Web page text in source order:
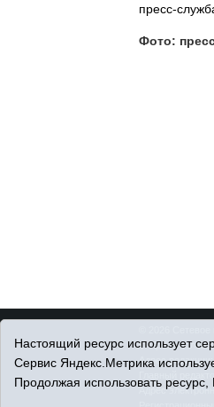
пресс-
Фото:
© При
Адрес
Адрес
Настоящий ресурс использует
Сервис Яндекс.Метрика
Продолжая использовать